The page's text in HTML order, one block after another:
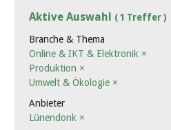
Aktive Auswahl ( 1 Treffer )
Branche & Thema
Online & IKT & Elektronik ×
Produktion ×
Umwelt & Ökologie ×
Anbieter
Lünendonk ×